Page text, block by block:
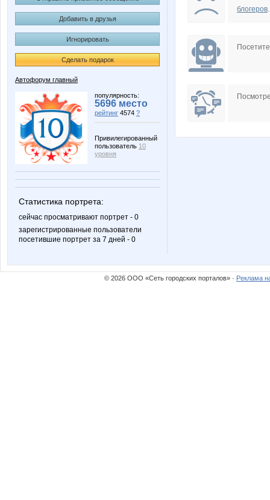
Добавить в друзья
Игнорировать
Сделать подарок
Автофорум главный
популярность:
5696 место
рейтинг 4574 ?
Привилегированный
пользователь 10
уровня
Статистика портрета:
сейчас просматривают портрет - 0
зарегистрированные пользователи
посетившие портрет за 7 дней - 0
g@d
блогеров.
© 2026 ООО «Сеть городских порталов» · Реклама